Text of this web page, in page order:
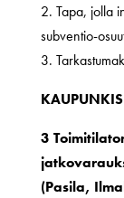
2. Tapa, jolla
subventio-
3.
3
(Pasila,